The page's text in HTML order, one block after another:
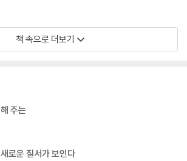
‘ETF’
금 조달 노하우 6
아야 하는 상식 / 2 대졸자 10명 중 7명 ‘빚더미’,
아웃 / 5 보증, 꼭 서야 한다면 리스크를 최소화하
금융 노하우 9
저축, 아는 만큼 더 번다 / 4 은퇴 준비, 아무리 빨
슨 돈으로 파산 위기의 금융 회사를 구해 냈을까.
각할 수 있지만 실상 그렇지 않다. 일정 부분 세금
융 위기 이후 미국과 유럽 정부는 이런 방법으로
공급한 유동성으로 금융권의 부채가 해결된 것처
발행과 구제금융이라는 과정을 거치며 고스란히
어드는 사이 정부의 빚이 늘어난 추이에서도 민
책 속으로 더보기
주는
로운 질서가 보인다